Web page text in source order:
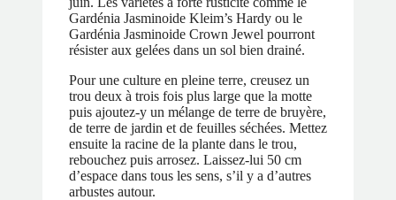
Gardénia Jasminoide Kleim’s Hardy ou le
Gardénia Jasminoide Crown Jewel pourront
résister aux gelées dans un sol bien drainé.
Pour une culture en pleine terre, creusez un
trou deux à trois fois plus large que la motte
puis ajoutez-y un mélange de terre de bruyère,
de terre de jardin et de feuilles séchées. Mettez
ensuite la racine de la plante dans le trou,
rebouchez puis arrosez. Laissez-lui 50 cm
d’espace dans tous les sens, s’il y a d’autres
arbustes autour.